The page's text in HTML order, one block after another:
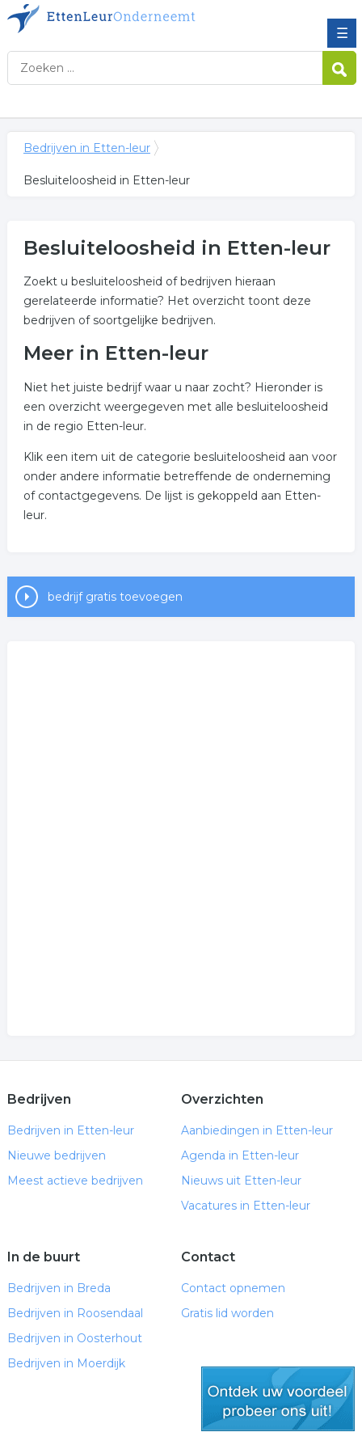
☰
Bedrijven in Etten-leur
Besluiteloosheid in Etten-leur
Besluiteloosheid in Etten-leur
Zoekt u besluiteloosheid of bedrijven hieraan
gerelateerde informatie? Het overzicht toont deze
bedrijven of soortgelijke bedrijven.
Meer in Etten-leur
Niet het juiste bedrijf waar u naar zocht? Hieronder is
een overzicht weergegeven met alle besluiteloosheid
in de regio Etten-leur.
Klik een item uit de categorie besluiteloosheid aan voor
onder andere informatie betreffende de onderneming
of contactgegevens. De lijst is gekoppeld aan Etten-
leur.
bedrijf gratis toevoegen
Bedrijven
Bedrijven in Etten-leur
Nieuwe bedrijven
Meest actieve bedrijven
Overzichten
Aanbiedingen in Etten-leur
Agenda in Etten-leur
Nieuws uit Etten-leur
Vacatures in Etten-leur
In de buurt
Bedrijven in Breda
Bedrijven in Roosendaal
Bedrijven in Oosterhout
Bedrijven in Moerdijk
Contact
Contact opnemen
Gratis lid worden